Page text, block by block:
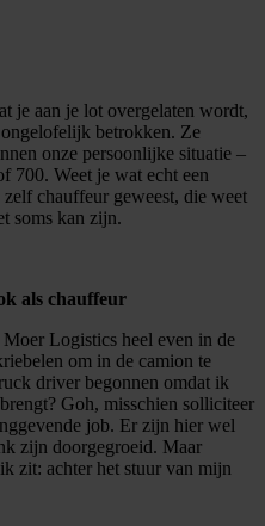
je aan je lot overgelaten wordt,
betrokken. Ze
onze persoonlijke situatie –
700. Weet je wat echt een
chauffeur geweest, die weet
soms kan zijn.
als chauffeur
Logistics heel even in de
om in de camion te
driver begonnen omdat ik
Goh, misschien solliciteer
job. Er zijn hier wel
zijn doorgegroeid. Maar
zit: achter het stuur van mijn